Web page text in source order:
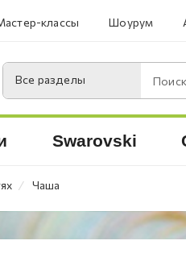
классы Шоурум
Все разделы
Swarovski
⁄ Чаша